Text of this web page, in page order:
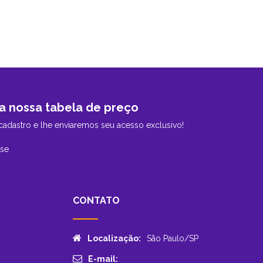
nossa tabela de preço
e lhe enviaremos seu acesso exclusivo!
CONTATO
Localização: São Paulo/SP
E-mail: